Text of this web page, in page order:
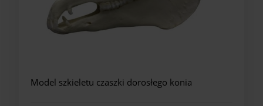
Model szkieletu czaszki dorosłego konia